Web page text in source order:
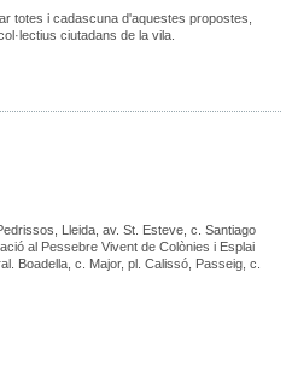
totes i cadascuna d'aquestes propostes,
ciutadans de la vila.
Lleida, av. St. Esteve, c. Santiago
al Pessebre Vivent de Colònies i Esplai
Boadella, c. Major, pl. Calissó, Passeig, c.